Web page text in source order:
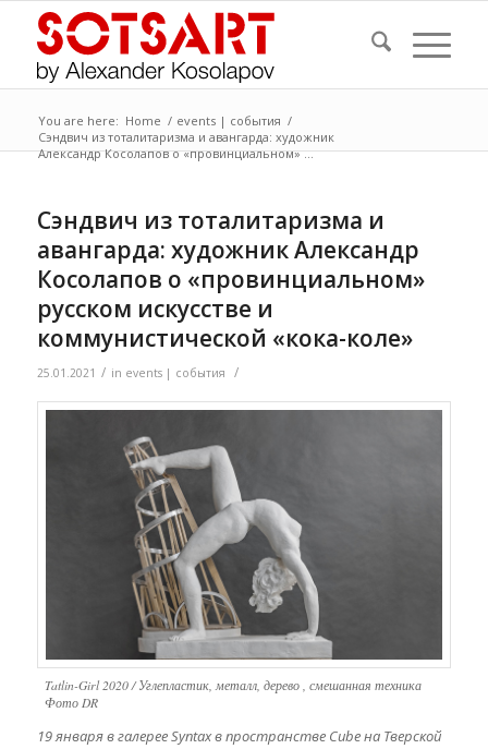
You are here: Home / events | события /
Сэндвич из тоталитаризма и авангарда: художник
Александр Косолапов о «провинциальном» ...
Сэндвич из тоталитаризма и
авангарда: художник Александр
Косолапов о «провинциальном»
русском искусстве и
коммунистической «кока-коле»
25.01.2021 / in events | события /
Tatlin-Girl 2020 / Углепластик, металл, дерево , смешанная техника
Фото DR
19 января в галерее Syntax в пространстве Cube на Тверской